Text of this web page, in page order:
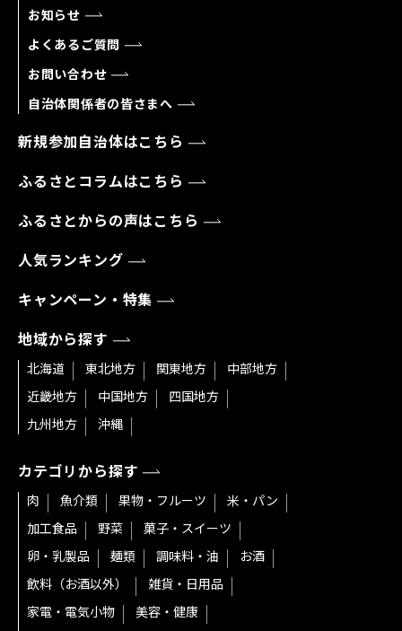
お知らせ
よくあるご質問
お問い合わせ
自治体関係者の皆さまへ
新規参加自治体はこちら
ふるさとコラムはこちら
ふるさとからの声はこちら
人気ランキング
キャンペーン・特集
地域から探す
北海道 東北地方 関東地方
中部地方
近畿地方
中国地方
四国地方
九州地方
沖縄
カテゴリから探す
肉 魚介類 果物・フルーツ
米・パン
加工食品
野菜
菓子・スイーツ
卵・乳製品
麺類 調味料・油
お酒
飲料（お酒以外）
雑貨・日用品
家電・電気小物
美容・健康